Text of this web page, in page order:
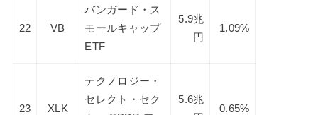
22 VB
バンガード・ス
モールキャップ
ETF
5.9兆
円
1.09%
23 XLK
テクノロジー・
セレクト・セク
5.6兆
0.65%